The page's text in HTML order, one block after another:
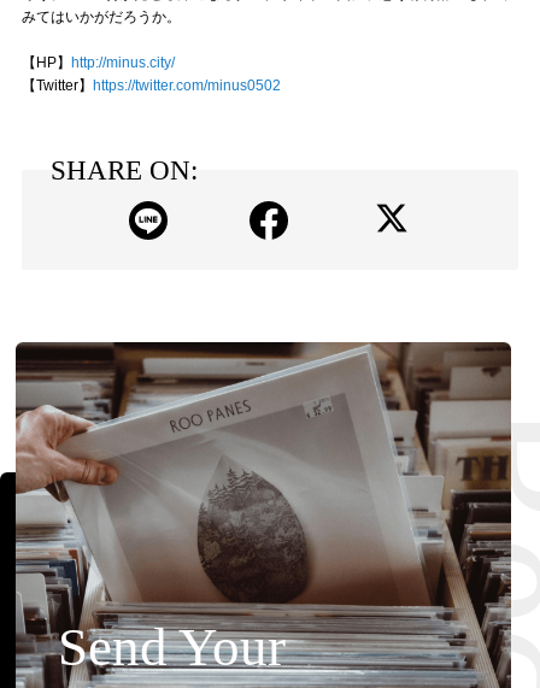
みてはいかがだろうか。
【HP】 http://minus.city/
【Twitter】 https://twitter.com/minus0502
SHARE ON:
Send Your